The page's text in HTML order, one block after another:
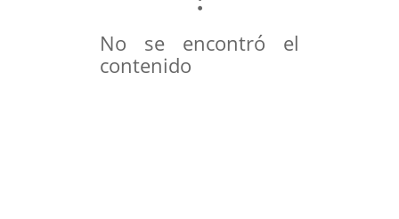
No se encontró el
contenido